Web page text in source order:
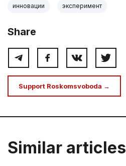
инновации эксперимент
Share
Support Roskomsvoboda →
Similar articles